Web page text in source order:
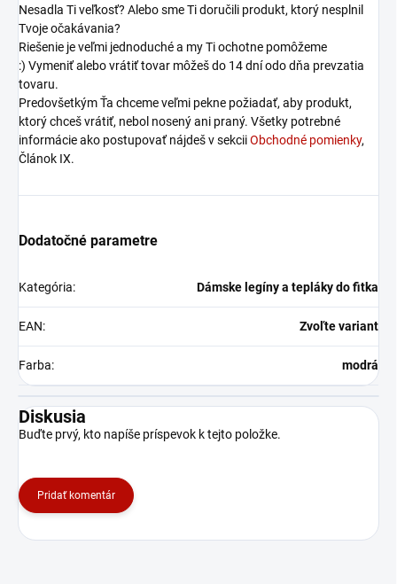
Nesadla Ti veľkosť? Alebo sme Ti doručili produkt, ktorý nesplnil
Tvoje očakávania?
Riešenie je veľmi jednoduché a my Ti ochotne pomôžeme
:) Vymeniť alebo vrátiť tovar môžeš do 14 dní odo dňa prevzatia
tovaru.
Predovšetkým Ťa chceme veľmi pekne požiadať, aby produkt,
ktorý chceš vrátiť, nebol nosený ani praný. Všetky potrebné
informácie ako postupovať nájdeš v sekciiObchodné pomienky,
Článok IX.
Dodatočné parametre
Kategória: Dámske legíny a tepláky do fitka
EAN: Zvoľte variant
Farba: modrá
Diskusia
Buďte prvý, kto napíše príspevok k tejto položke.
Pridať komentár